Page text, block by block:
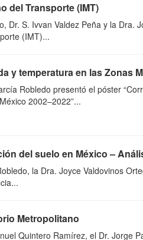
del Transporte (IMT)
Dr. S. Ivvan Valdez Peña y la Dra.
(IMT)...
y temperatura en las Zonas
Robledo presentó el póster
2002–2022”...
del suelo en México –
la Dra. Joyce Valdovinos
Metropolitano
Quintero Ramírez, el Dr. Jorge